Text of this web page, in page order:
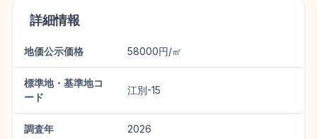
詳細情報
地価公示価格 58000円/㎡
標準地・基準地コ
ード
江別-15
調査年 2026